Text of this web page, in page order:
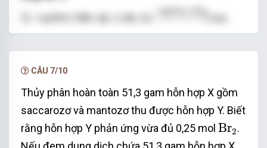
CÂU 7/10
Thủy phân hoàn toàn 51,3 gam hỗn hợp X gồm
saccarozơ và mantozơ thu được hỗn hợp Y. Biết
rằng hỗn hợp Y phản ứng vừa đủ 0,25 mol Br2
Br2 .